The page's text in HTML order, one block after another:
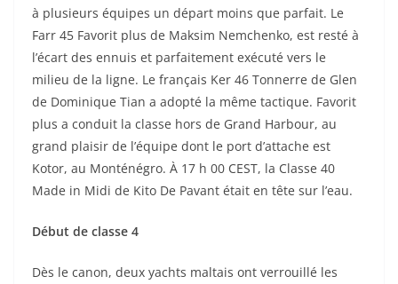
à plusieurs équipes un départ moins que parfait. Le
Farr 45 Favorit plus de Maksim Nemchenko, est resté à
l’écart des ennuis et parfaitement exécuté vers le
milieu de la ligne. Le français Ker 46 Tonnerre de Glen
de Dominique Tian a adopté la même tactique. Favorit
plus a conduit la classe hors de Grand Harbour, au
grand plaisir de l’équipe dont le port d’attache est
Kotor, au Monténégro. À 17 h 00 CEST, la Classe 40
Made in Midi de Kito De Pavant était en tête sur l’eau.
Début de classe 4
Dès le canon, deux yachts maltais ont verrouillé les